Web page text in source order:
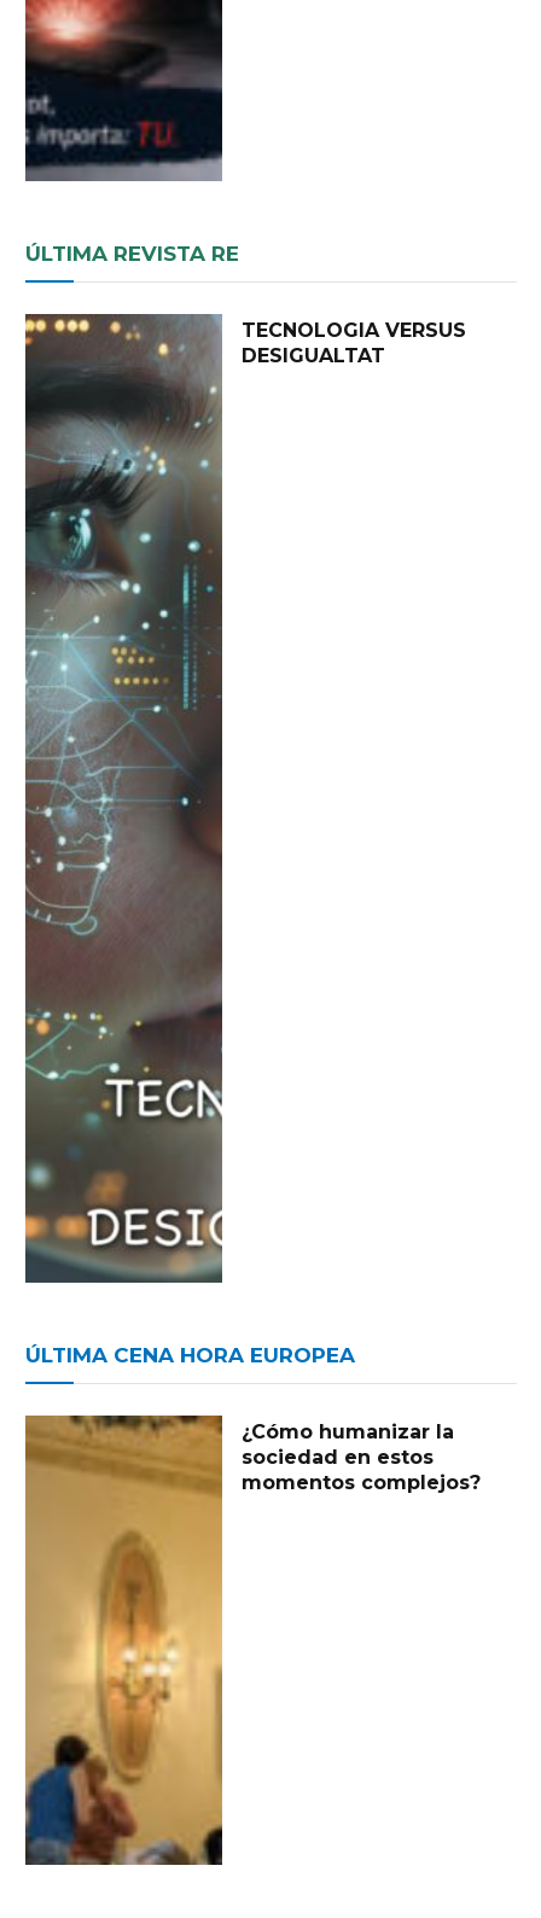
ÚLTIMA REVISTA RE
TECNOLOGIA VERSUS
DESIGUALTAT
ÚLTIMA CENA HORA EUROPEA
¿Cómo humanizar la
sociedad en estos
momentos complejos?